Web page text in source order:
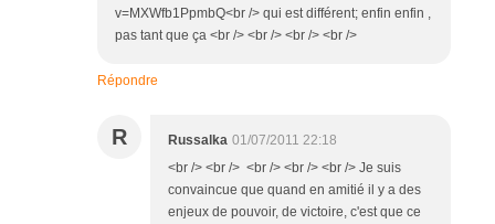
v=MXWfb1PpmbQ<br /> qui est différent; enfin enfin ,
pas tant que ça <br /> <br /> <br /> <br />
Répondre
R Russalka 01/07/2011 22:18
<br /> <br /> <br /> <br /> <br /> Je suis
convaincue que quand en amitié il y a des
enjeux de pouvoir, de victoire, c'est que ce